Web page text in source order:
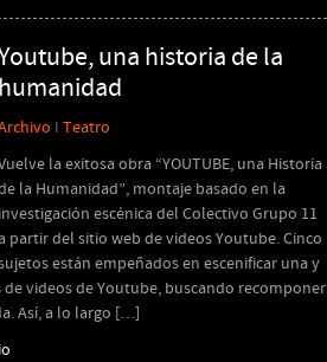
una historia de la
humanidad
I Teatro
la exitosa obra “YOUTUBE, una Historia
la Humanidad”, montaje basado en la
investigación escénica del Colectivo Grupo 11
a partir del sitio web de videos Youtube. Cinco
están empeñados en escenificar una y
videos de Youtube, buscando recomponer
Así, a lo largo […]